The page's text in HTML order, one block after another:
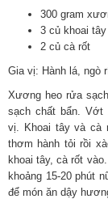
300 gram
3 củ khoai tây
2 củ cà rốt
Gia vị: Hành lá, ngò
Xương heo rửa
sạch chất bẩn.
vị. Khoai tây và cà
thơm hành tỏi rồi
khoai tây, cà rốt
khoảng 15-20 phút
để món ăn dậy